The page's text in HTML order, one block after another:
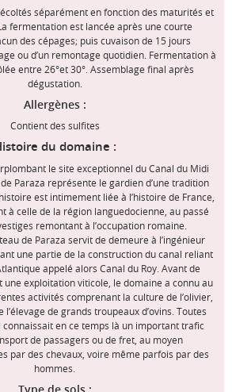
séparément en fonction des maturités et
fermentation est lancée après une courte
des cépages; puis cuvaison de 15 jours
ou d’un remontage quotidien. Fermentation à
entre 26°et 30°. Assemblage final après
dégustation.
Allergènes :
Contient des sulfites
du domaine :
le site exceptionnel du Canal du Midi
Paraza représente le gardien d’une tradition
est intimement liée à l’histoire de France,
à celle de la région languedocienne, au passé
remontant à l’occupation romaine.
de Paraza servit de demeure à l’ingénieur
une partie de la construction du canal reliant
appelé alors Canal du Roy. Avant de
exploitation viticole, le domaine a connu au
activités comprenant la culture de l’olivier,
de grands troupeaux d’ovins. Toutes
en ce temps là un important trafic
de passagers ou de fret, au moyen
par des chevaux, voire même parfois par des
hommes.